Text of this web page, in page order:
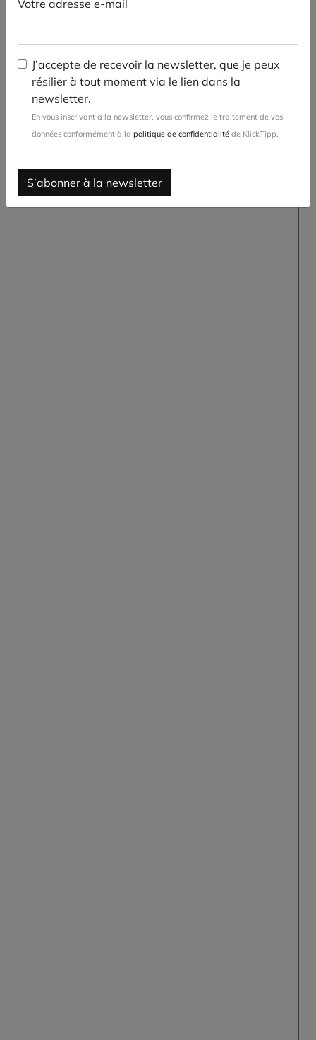
Votre adresse e-mail
J’accepte de recevoir la newsletter, que je peux
résilier à tout moment via le lien dans la
newsletter.
En vous inscrivant à la newsletter, vous confirmez le traitement de vos
données conformément à la politique de confidentialité de KlickTipp.
S’abonner à la newsletter